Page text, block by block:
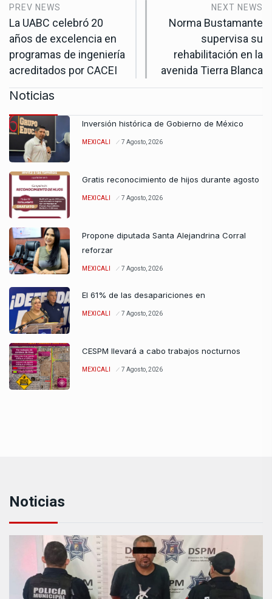
PREV NEWS
La UABC celebró 20
años de excelencia en
programas de ingeniería
acreditados por CACEI
NEXT NEWS
Norma Bustamante
supervisa su
rehabilitación en la
avenida Tierra Blanca
Noticias
Inversión histórica de Gobierno de México
MEXICALI 7 Agosto, 2026
Gratis reconocimiento de hijos durante agosto
MEXICALI 7 Agosto, 2026
Propone diputada Santa Alejandrina Corral
reforzar
MEXICALI 7 Agosto, 2026
El 61% de las desapariciones en
MEXICALI 7 Agosto, 2026
CESPM llevará a cabo trabajos nocturnos
MEXICALI 7 Agosto, 2026
Noticias